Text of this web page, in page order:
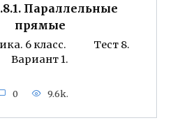
Параллельные
прямые
6 класс. Тест 8.
Вариант 1.
0 9.6k.